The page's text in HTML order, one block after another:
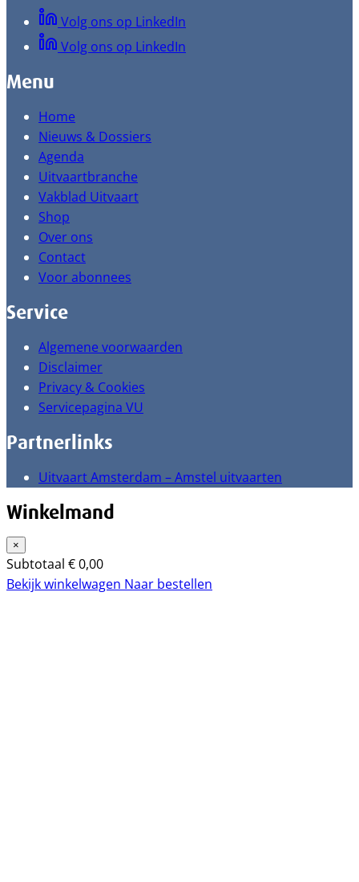
Volg ons op LinkedIn
Volg ons op LinkedIn
Menu
Home
Nieuws & Dossiers
Agenda
Uitvaartbranche
Vakblad Uitvaart
Shop
Over ons
Contact
Voor abonnees
Service
Algemene voorwaarden
Disclaimer
Privacy & Cookies
Servicepagina VU
Partnerlinks
Uitvaart Amsterdam – Amstel uitvaarten
Winkelmand
×
Subtotaal €0,00
Bekijk winkelwagen Naar bestellen